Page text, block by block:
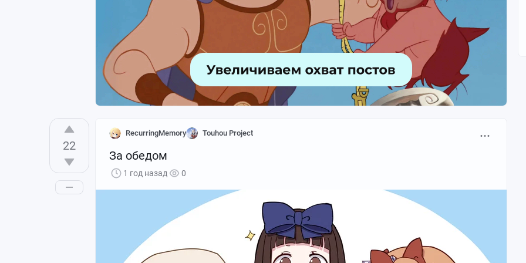
22
RecurringMemory Touhou Project
За обедом
1 год назад 0